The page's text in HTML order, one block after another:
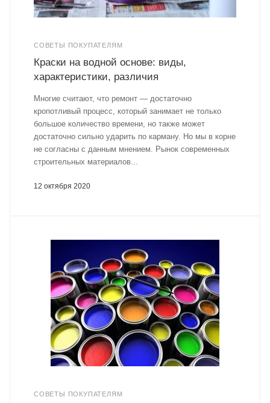
СОВЕТЫ ПОКУПАТЕЛЯМ
12 октября 2020
Краски на водной основе: виды,
характеристики, различия
Многие считают, что ремонт — достаточно
кропотливый процесс, который занимает не только
большое количество времени, но также может
достаточно сильно ударить по карману. Но мы в корне
не согласны с данным мнением. Рынок современных
строительных материалов...
СОВЕТЫ ПОКУПАТЕЛЯМ